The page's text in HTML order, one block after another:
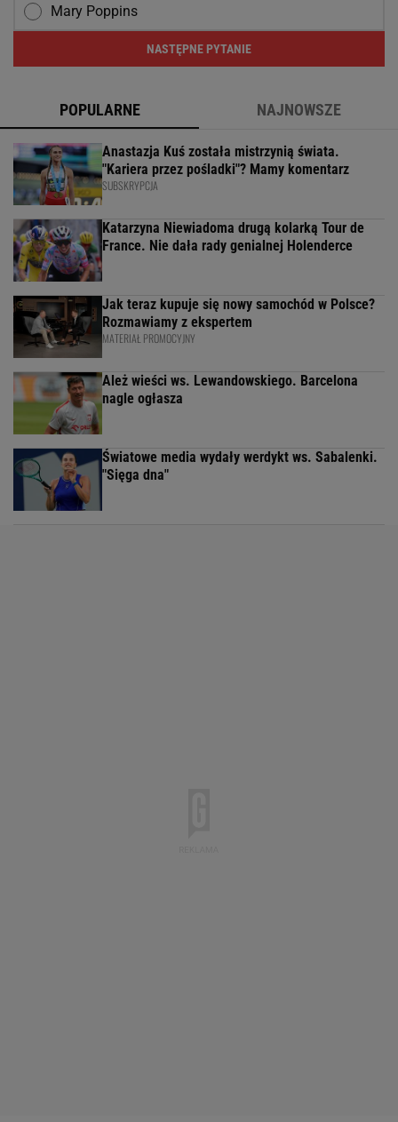
Mary Poppins
NASTĘPNE PYTANIE
POPULARNE NAJNOWSZE
Anastazja Kuś została mistrzynią świata.
"Kariera przez pośladki"? Mamy komentarz
SUBSKRYPCJA
Katarzyna Niewiadoma drugą kolarką Tour de
France. Nie dała rady genialnej Holenderce
Jak teraz kupuje się nowy samochód w Polsce?
Rozmawiamy z ekspertem
MATERIAŁ PROMOCYJNY
Ależ wieści ws. Lewandowskiego. Barcelona
nagle ogłasza
Światowe media wydały werdykt ws. Sabalenki.
"Sięga dna"